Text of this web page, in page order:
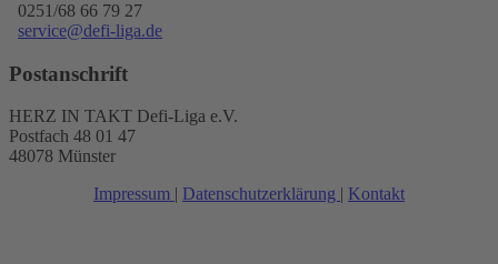
0251/68 66 79 27
service@defi-liga.de
Postanschrift
HERZ IN TAKT Defi-Liga e.V.
Postfach 48 01 47
48078 Münster
Impressum
Datenschutzerklärung Kontakt